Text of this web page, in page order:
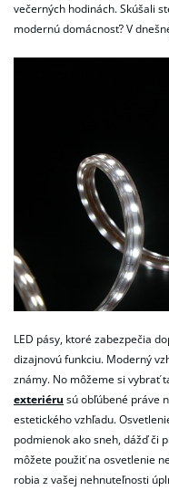
večerných hodinách. Skúšali
modernú domácnosť? V
LED pásy, ktoré zabezpečia
dizajnovú funkciu. Moderný
známy. No môžeme si vybrať
exteriéru sú obľúbené práve
estetického vzhľadu.
podmienok ako sneh, dážď či
môžete použiť na osvetlenie
robia z vašej nehnuteľnosti